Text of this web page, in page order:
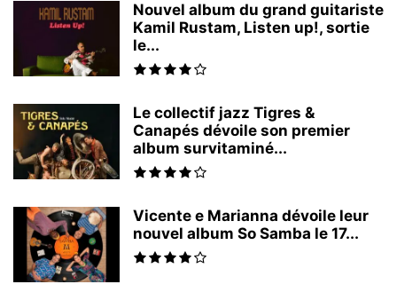
Nouvel album du grand guitariste
Kamil Rustam, Listen up!, sortie
le...
Le collectif jazz Tigres &
Canapés dévoile son premier
album survitaminé...
Vicente e Marianna dévoile leur
nouvel album So Samba le 17...